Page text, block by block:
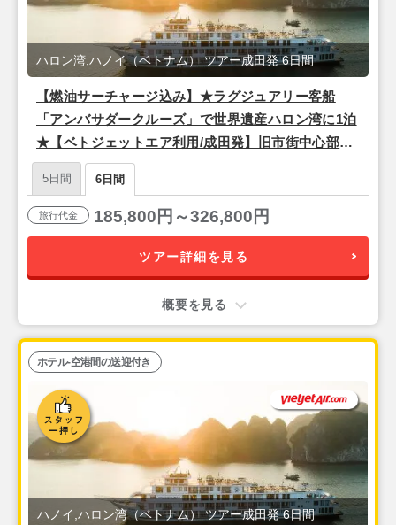
【燃油サーチャージ込み】★ラグジュアリー客船
「アンバサダークルーズ」で世界遺産ハロン湾に1泊
★【ベトジェットエア利用/成田発】旧市街中心部5
つ星『ペリドットグランド（プレミアムデラック
ス）』宿泊ハノイ4泊6日
ハロン湾,ハノイ（ベトナム） ツアー成田発 6日間
5日間 6日間
旅行代金 185,800円～326,800円
ツアー詳細を見る
概要を見る
ハノイ,ハロン湾（ベトナム） ツアー成田発 6日間
ホテル-空港間の送迎付き